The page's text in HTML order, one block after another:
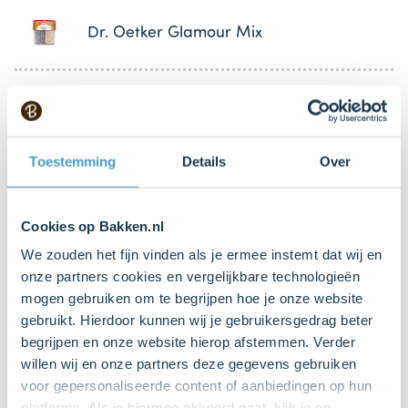
Toestemming Details Over
Cookies op Bakken.nl
We zouden het fijn vinden als je ermee instemt dat wij en
onze partners cookies en vergelijkbare technologieën
mogen gebruiken om te begrijpen hoe je onze website
gebruikt. Hierdoor kunnen wij je gebruikersgedrag beter
begrijpen en onze website hierop afstemmen. Verder
willen wij en onze partners deze gegevens gebruiken
voor gepersonaliseerde content of aanbiedingen op hun
Dr. Oetker Glamour Mix
Keukenspullen
Mixer met gardes
Uitsteekvormpje rond Ø7 cm
Bakvorm in Dr. Oetker Brownies Choco